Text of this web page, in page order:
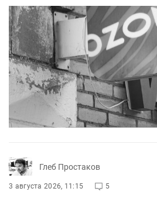
Глеб Простаков
3 августа 2026, 11:15 5